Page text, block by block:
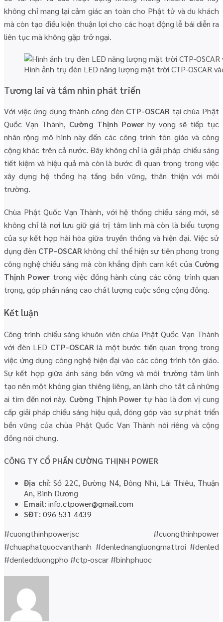
không chỉ mang lại cảm giác an toàn cho Phật tử và du khách
mà còn tạo điều kiện thuận lợi cho các hoạt động lễ bái diễn ra
liên tục mà không gặp trở ngại.
Hình ảnh trụ đèn LED năng lượng mặt trời CTP-OSCAR
Tương lai và tầm nhìn phát triển
Với việc ứng dụng thành công đèn CTP-OSCAR tại chùa Phật
Quốc Vạn Thành, Cường Thịnh Power hy vọng sẽ tiếp tục
nhân rộng mô hình này đến các công trình tôn giáo và công
cộng khác trên cả nước. Đây không chỉ là giải pháp chiếu sáng
tiết kiệm và hiệu quả mà còn là bước đi quan trọng trong việc
xây dựng hệ thống hạ tầng bền vững, thân thiện với môi
trường.
Chùa Phật Quốc Vạn Thành, với hệ thống chiếu sáng mới, sẽ
không chỉ là nơi lưu giữ giá trị tâm linh mà còn là biểu tượng
của sự kết hợp hài hòa giữa truyền thống và hiện đại. Việc sử
dụng đèn CTP-OSCARkhông chỉ thể hiện sự tiên phong trong
công nghệ chiếu sáng mà còn khẳng định cam kết của Cường
Thịnh Power trong việc đồng hành cùng các công trình quan
trọng, góp phần nâng cao chất lượng cuộc sống cộng đồng.
Kết luận
Công trình chiếu sáng khuôn viên chùa Phật Quốc Vạn Thành
với đèn LED CTP-OSCAR là một bước tiến quan trọng trong
việc ứng dụng công nghệ hiện đại vào các công trình tôn giáo.
Sự kết hợp giữa ánh sáng bền vững và môi trường tâm linh
tạo nên một không gian thiêng liêng, an lành cho tất cả những
ai tìm đến nơi này. Cường Thịnh Power tự hào là đơn vị cung
cấp giải pháp chiếu sáng hiệu quả, đóng góp vào sự phát triển
bền vững của chùa Phật Quốc Vạn Thành nói riêng và cộng
đồng nói chung.
CÔNG TY CỔ PHẦN CƯỜNG THỊNH POWER
Địa chỉ: Số 22C, Đường N4, Đông Nhì, Lái Thiêu, Thuận
An, Bình Dương
Email: info.ctpower@gmail.com
SĐT: 096 531 4439
#cuongthinhpowerjsc #cuongthinhpower
#chuaphatquocvanthanh #denlednangluongmattroi #denled
#denledduongpho #ctp-oscar #binhphuoc